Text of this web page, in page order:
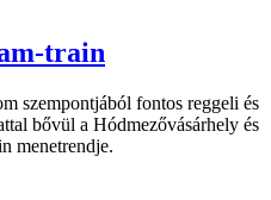
train
szempontjából fontos reggeli és
bővül a Hódmezővásárhely és
menetrendje.